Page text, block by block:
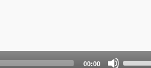
00:00